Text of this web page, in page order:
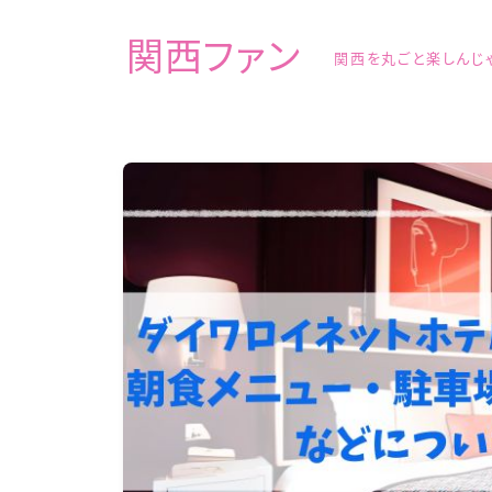
関西ファン 関西を丸ごと楽しんじ